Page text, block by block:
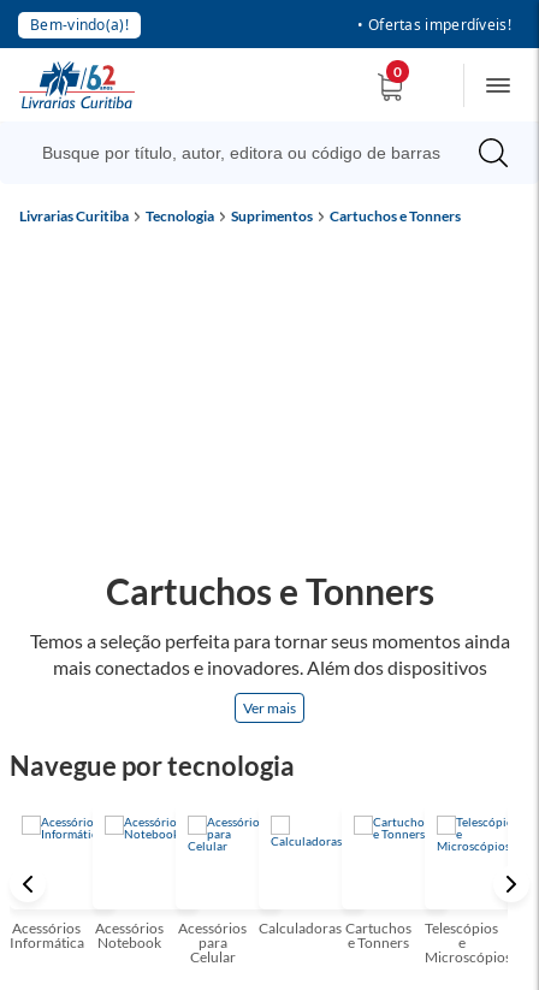
Bem-vindo(a)! • Ofertas imperdíveis!
0
Livrarias Curitiba Tecnologia Suprimentos Cartuchos e Tonners
Temos a seleção perfeita para tornar seus momentos ainda
mais conectados e inovadores. Além dos dispositivos
eletrônicos, oferecemos uma variedade de acessórios
projetados para otimizar a funcionalidade e a praticidade dos
e mouses de alta precisão, que são apenas alguns dos itens
Convidamos você a explorar nossa seleção de produtos e se
surpreender com as possibilidades! Faça parte dessa jornada
tecnológica conosco e desfrute de uma experiência única de
Ver mais
Cartuchos e Tonners
Navegue por tecnologia
Acessórios
Informática
Acessórios
Notebook
Acessórios
para
Celular
Calculadoras Cartuchos
e Tonners
Telescópios
e
Microscópios